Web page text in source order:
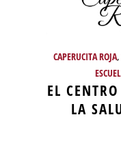
CAPERUCITA ROJA,
EL
LA